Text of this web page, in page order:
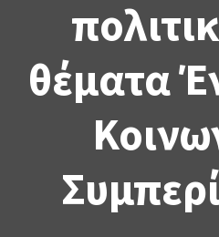
θέματα